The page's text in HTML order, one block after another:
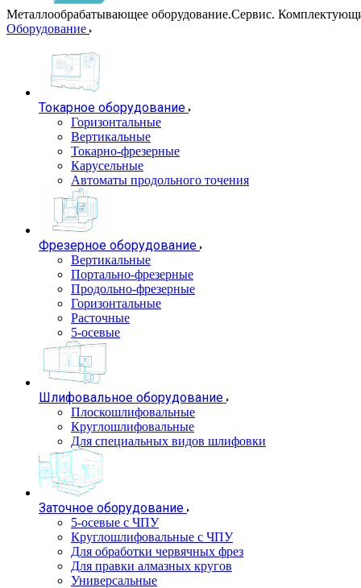
Металлообрабатывающее оборудование.Сервис.
Оборудование
Токарное оборудование
Горизонтальные
Вертикальные
Токарно-фрезерные
Карусельные
Автоматы продольного точения
Фрезерное оборудование
Вертикальные
Портально-фрезерные
Продольно-фрезерные
Горизонтальные
Расточные
5-осевые
Шлифовальное оборудование
Плоскошлифовальные
Круглошлифовальные
Для специальных видов шлифовки
Заточное оборудование
5-осевые с ЧПУ
Круглошлифовальные с ЧПУ
Для обработки червячных фрез
Для правки алмазных кругов
Универсальные